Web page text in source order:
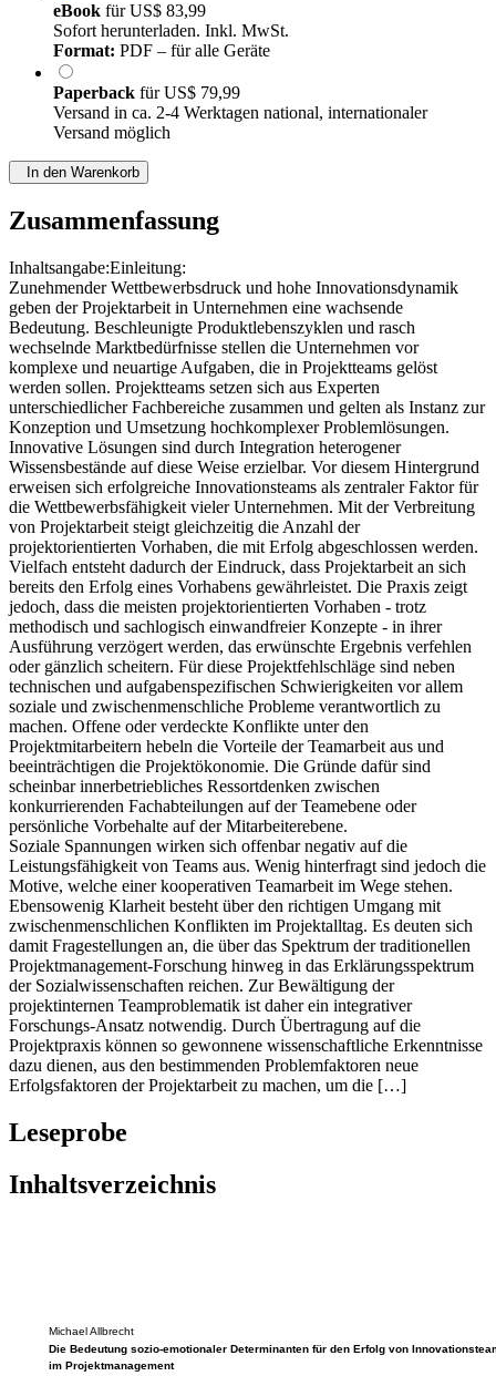
eBook fürUS$ 83,99
Sofort herunterladen. Inkl. MwSt.
Format: PDF – für alle Geräte
Paperback fürUS$ 79,99
Versand in ca. 2-4 Werktagen national, internationaler
Versand möglich
In den Warenkorb
Zusammenfassung
Inhaltsangabe:Einleitung:
Zunehmender Wettbewerbsdruck und hohe Innovationsdynamik
geben der Projektarbeit in Unternehmen eine wachsende
Bedeutung. Beschleunigte Produktlebenszyklen und rasch
wechselnde Marktbedürfnisse stellen die Unternehmen vor
komplexe und neuartige Aufgaben, die in Projektteams gelöst
werden sollen. Projektteams setzen sich aus Experten
unterschiedlicher Fachbereiche zusammen und gelten als Instanz zur
Konzeption und Umsetzung hochkomplexer Problemlösungen.
Innovative Lösungen sind durch Integration heterogener
Wissensbestände auf diese Weise erzielbar. Vor diesem Hintergrund
erweisen sich erfolgreiche Innovationsteams als zentraler Faktor für
die Wettbewerbsfähigkeit vieler Unternehmen. Mit der Verbreitung
von Projektarbeit steigt gleichzeitig die Anzahl der
projektorientierten Vorhaben, die mit Erfolg abgeschlossen werden.
Vielfach entsteht dadurch der Eindruck, dass Projektarbeit an sich
bereits den Erfolg eines Vorhabens gewährleistet. Die Praxis zeigt
jedoch, dass die meisten projektorientierten Vorhaben - trotz
methodisch und sachlogisch einwandfreier Konzepte - in ihrer
Ausführung verzögert werden, das erwünschte Ergebnis verfehlen
oder gänzlich scheitern. Für diese Projektfehlschläge sind neben
technischen und aufgabenspezifischen Schwierigkeiten vor allem
soziale und zwischenmenschliche Probleme verantwortlich zu
machen. Offene oder verdeckte Konflikte unter den
Projektmitarbeitern hebeln die Vorteile der Teamarbeit aus und
beeinträchtigen die Projektökonomie. Die Gründe dafür sind
scheinbar innerbetriebliches Ressortdenken zwischen
konkurrierenden Fachabteilungen auf der Teamebene oder
persönliche Vorbehalte auf der Mitarbeiterebene.
Soziale Spannungen wirken sich offenbar negativ auf die
Leistungsfähigkeit von Teams aus. Wenig hinterfragt sind jedoch die
Motive, welche einer kooperativen Teamarbeit im Wege stehen.
Ebensowenig Klarheit besteht über den richtigen Umgang mit
zwischenmenschlichen Konflikten im Projektalltag. Es deuten sich
damit Fragestellungen an, die über das Spektrum der traditionellen
Projektmanagement-Forschung hinweg in das Erklärungsspektrum
der Sozialwissenschaften reichen. Zur Bewältigung der
projektinternen Teamproblematik ist daher ein integrativer
Forschungs-Ansatz notwendig. Durch Übertragung auf die
Projektpraxis können so gewonnene wissenschaftliche Erkenntnisse
dazu dienen, aus den bestimmenden Problemfaktoren neue
Erfolgsfaktoren der Projektarbeit zu machen, um die […]
Leseprobe
Inhaltsverzeichnis
Michael Allbrecht
Die Bedeutung sozio-emotionaler Determinanten für den Erfolg von
im Projektmanagement